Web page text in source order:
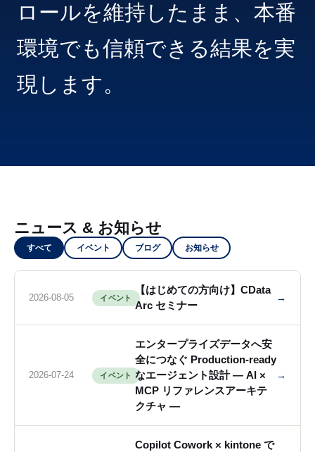
ロールを維持したまま、本番
環境でも信頼できる結果を実
現します。
ニュース & お知らせ
すべて イベント ブログ お知らせ
2026-08-05 イベント
【はじめての方向け】CData
Arc セミナー
→
2026-07-24 イベント
エンタープライズデータへ安
全につなぐ Production-ready
なエージェント設計 ― AI ×
MCP リファレンスアーキテ
クチャ ―
→
Copilot Cowork × kintone で